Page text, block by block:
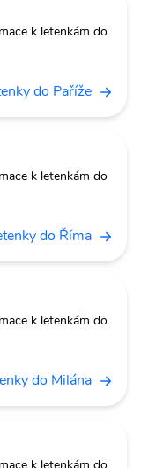
k letenkám do
do Paříže
k letenkám do
do Říma
k letenkám do
do Milána